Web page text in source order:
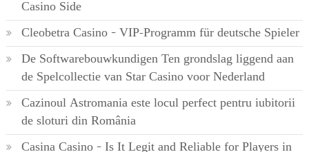
Casino Side
Cleobetra Casino – VIP-Programm für deutsche Spieler
De Softwarebouwkundigen Ten grondslag liggend aan
de Spelcollectie van Star Casino voor Nederland
Cazinoul Astromania este locul perfect pentru iubitorii
de sloturi din România
Casina Casino – Is It Legit and Reliable for Players in